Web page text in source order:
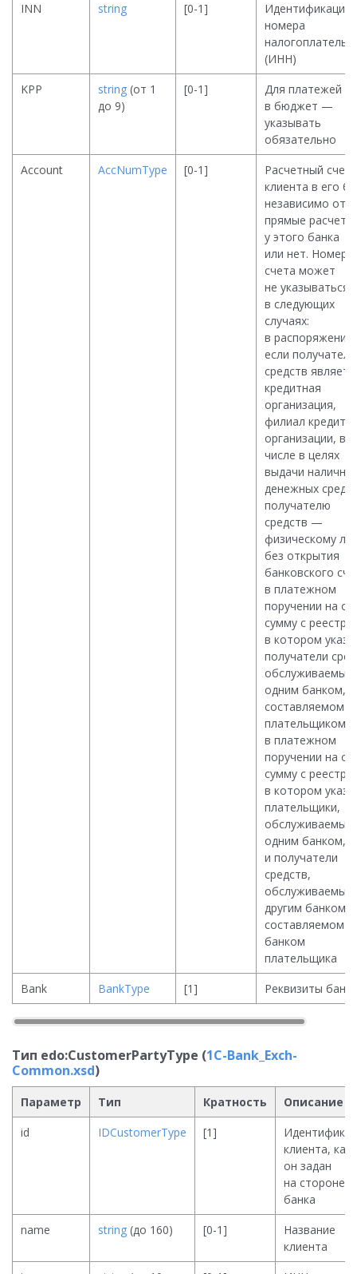
INN
string [0-1]
номера
(ИНН)
KPP
string (от 1
до 9)
[0-1]
Для платежей
в бюджет —
указывать
обязательно
Account
AccNumType [0-1]
Расчетный счет
клиента в его
независимо от
прямые расчеты
у этого банка
или нет. Номер
счета может
не указываться
в следующих
случаях:
в распоряжении,
если
средств
кредитная
организация,
филиал
организации, в
числе в целях
выдачи
денежных
получателю
средств —
физическому
без открытия
банковского
в платежном
поручении на
сумму с
в котором
получатели
обслуживаемые
одним банком,
составляемом
плательщиком;
в платежном
поручении на
сумму с
в котором
плательщики,
обслуживаемые
одним банком,
и получатели
средств,
обслуживаемые
другим банком,
составляемом
банком
плательщика
Bank
BankType [1] Реквизиты банка
Тип edo:CustomerPartyType (1C-Bank_Exch-
Common.xsd)
Параметр Тип Кратность
Описание
id
IDCustomerType [1]
клиента, как
он задан
на стороне
банка
name
string (до 160) [0-1]
Название
клиента